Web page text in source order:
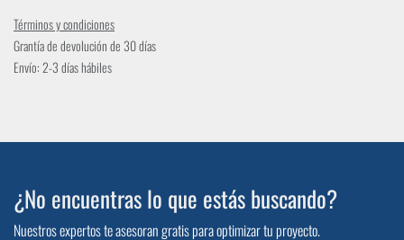
Términos y condiciones
Grantía de devolución de 30 días
Envío: 2-3 días hábiles
¿No encuentras lo que estás buscando?
Nuestros expertos te asesoran gratis para optimizar tu proyecto.